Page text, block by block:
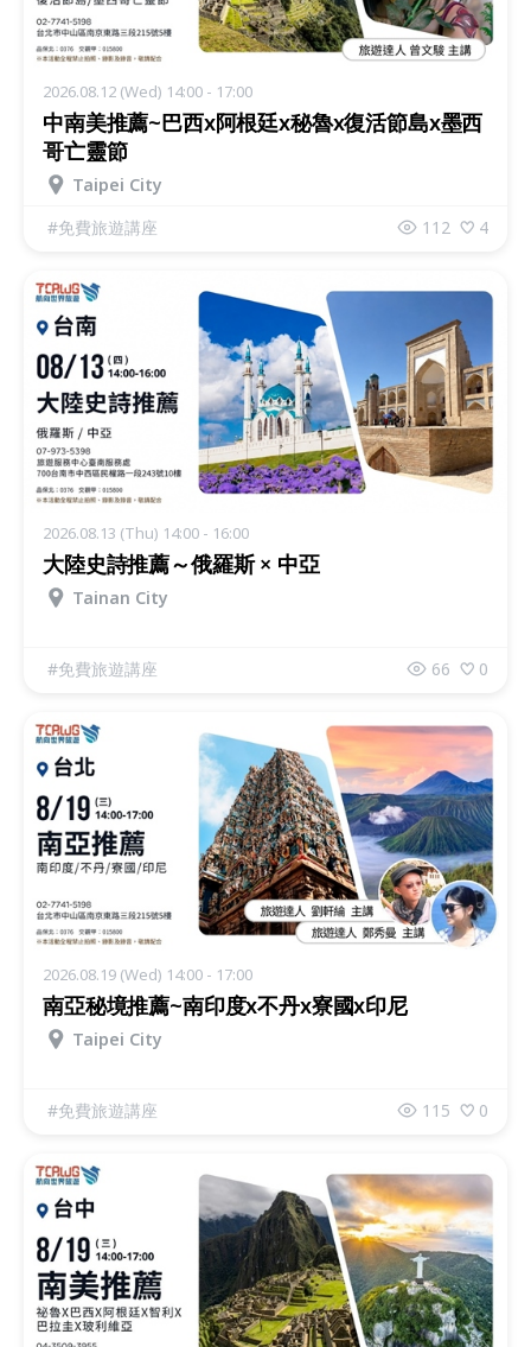
2026.08.12 (Wed) 14:00 - 17:00
中南美推薦~巴西x阿根廷x秘魯x復活節島x墨西
哥亡靈節
Taipei City
#免費旅遊講座 112 4
2026.08.13 (Thu) 14:00 - 16:00
大陸史詩推薦～俄羅斯 × 中亞
Tainan City
#免費旅遊講座 66 0
2026.08.19 (Wed) 14:00 - 17:00
南亞秘境推薦~南印度x不丹x寮國x印尼
Taipei City
#免費旅遊講座 115 0